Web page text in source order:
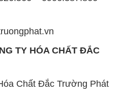
TY HÓA CHẤT ĐẮC
Chất Đắc Trường Phát